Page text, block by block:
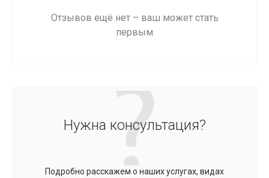
Отзывов ещё нет – ваш может стать
первым
Нужна консультация?
Подробно расскажем о наших услугах, видах